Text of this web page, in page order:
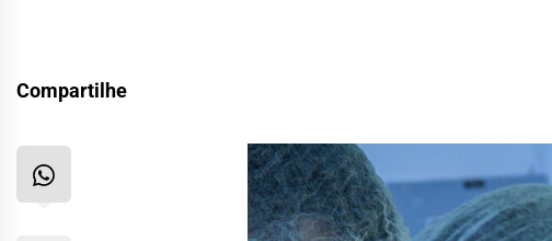
Compartilhe